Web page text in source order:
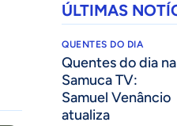
ÚLTIMAS
QUENTES DO DIA
Quentes do dia na
Samuca TV:
Samuel Venâncio
atualiza